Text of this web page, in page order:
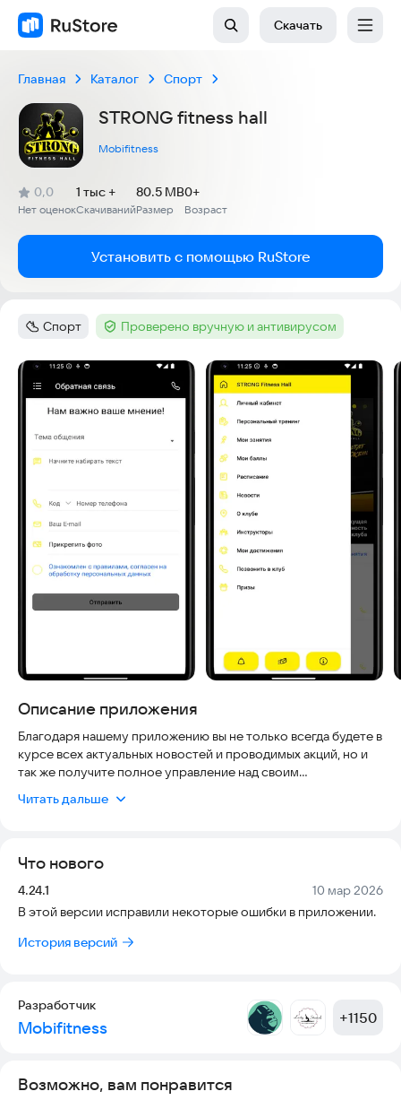
Скачать
Главная Каталог Спорт
STRONG fitness hall
Mobifitness
Рейтинг:
0,0
(
Нет оценок
)
Скачиваний
1 тыс +
Размер
80.5 MB
Возраст
0+
Установить с помощью RuStore
Категория
Спорт Тег :Проверено вручную и антивирусом
Скриншоты
Описание приложения
Благодаря нашему приложению вы не только всегда будете в
курсе всех актуальных новостей и проводимых акций, но и
так же получите полное управление над своим
пополнение лицевого счета и все остальные доступные
Читать дальше
Что нового
Версия:
4.24.1 Дата:
10 мар 2026
В этой версии исправили некоторые ошибки в приложении.
История версий
Разработчик
Mobifitness +1150
Возможно, вам понравится